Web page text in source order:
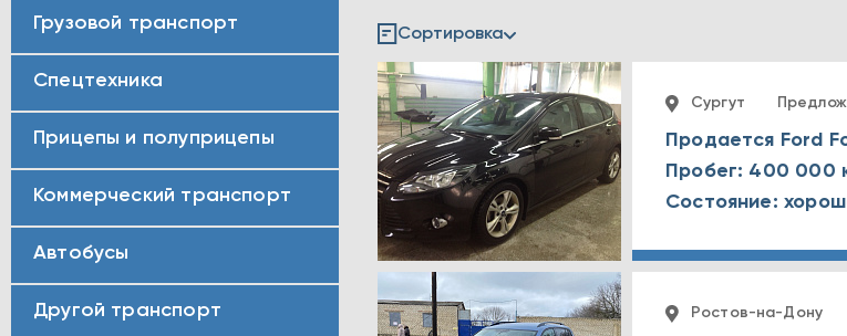
Грузовой транспорт
Спецтехника
Прицепы и полуприцепы
Коммерческий транспорт
Автобусы
Другой транспорт
Сортировка
Сургут
Продается Ford
Пробег: 400 000
Состояние:
Ростов-на-Дону